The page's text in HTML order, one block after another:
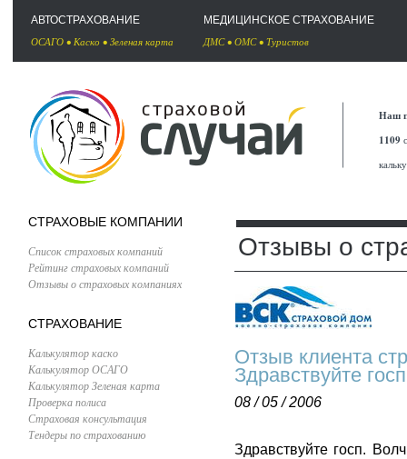
АВТОСТРАХОВАНИЕ
ОСАГО • Каско • Зеленая карта
МЕДИЦИНСКОЕ СТРАХОВАНИЕ
ДМС• ОМС• Туристов
Наш
1109
СТРАХОВЫЕ КОМПАНИИ
Список страховых компаний
Рейтинг страховых компаний
Отзывы о страховых компаниях
СТРАХОВАНИЕ
Калькулятор каско
Калькулятор ОСАГО
Калькулятор Зеленая карта
Проверка полиса
Страховая консультация
Тендеры по страхованию
Отзывы о
Отзыв клиента
Здравствуйте
08 / 05 / 2006
Здравствуйте госп.